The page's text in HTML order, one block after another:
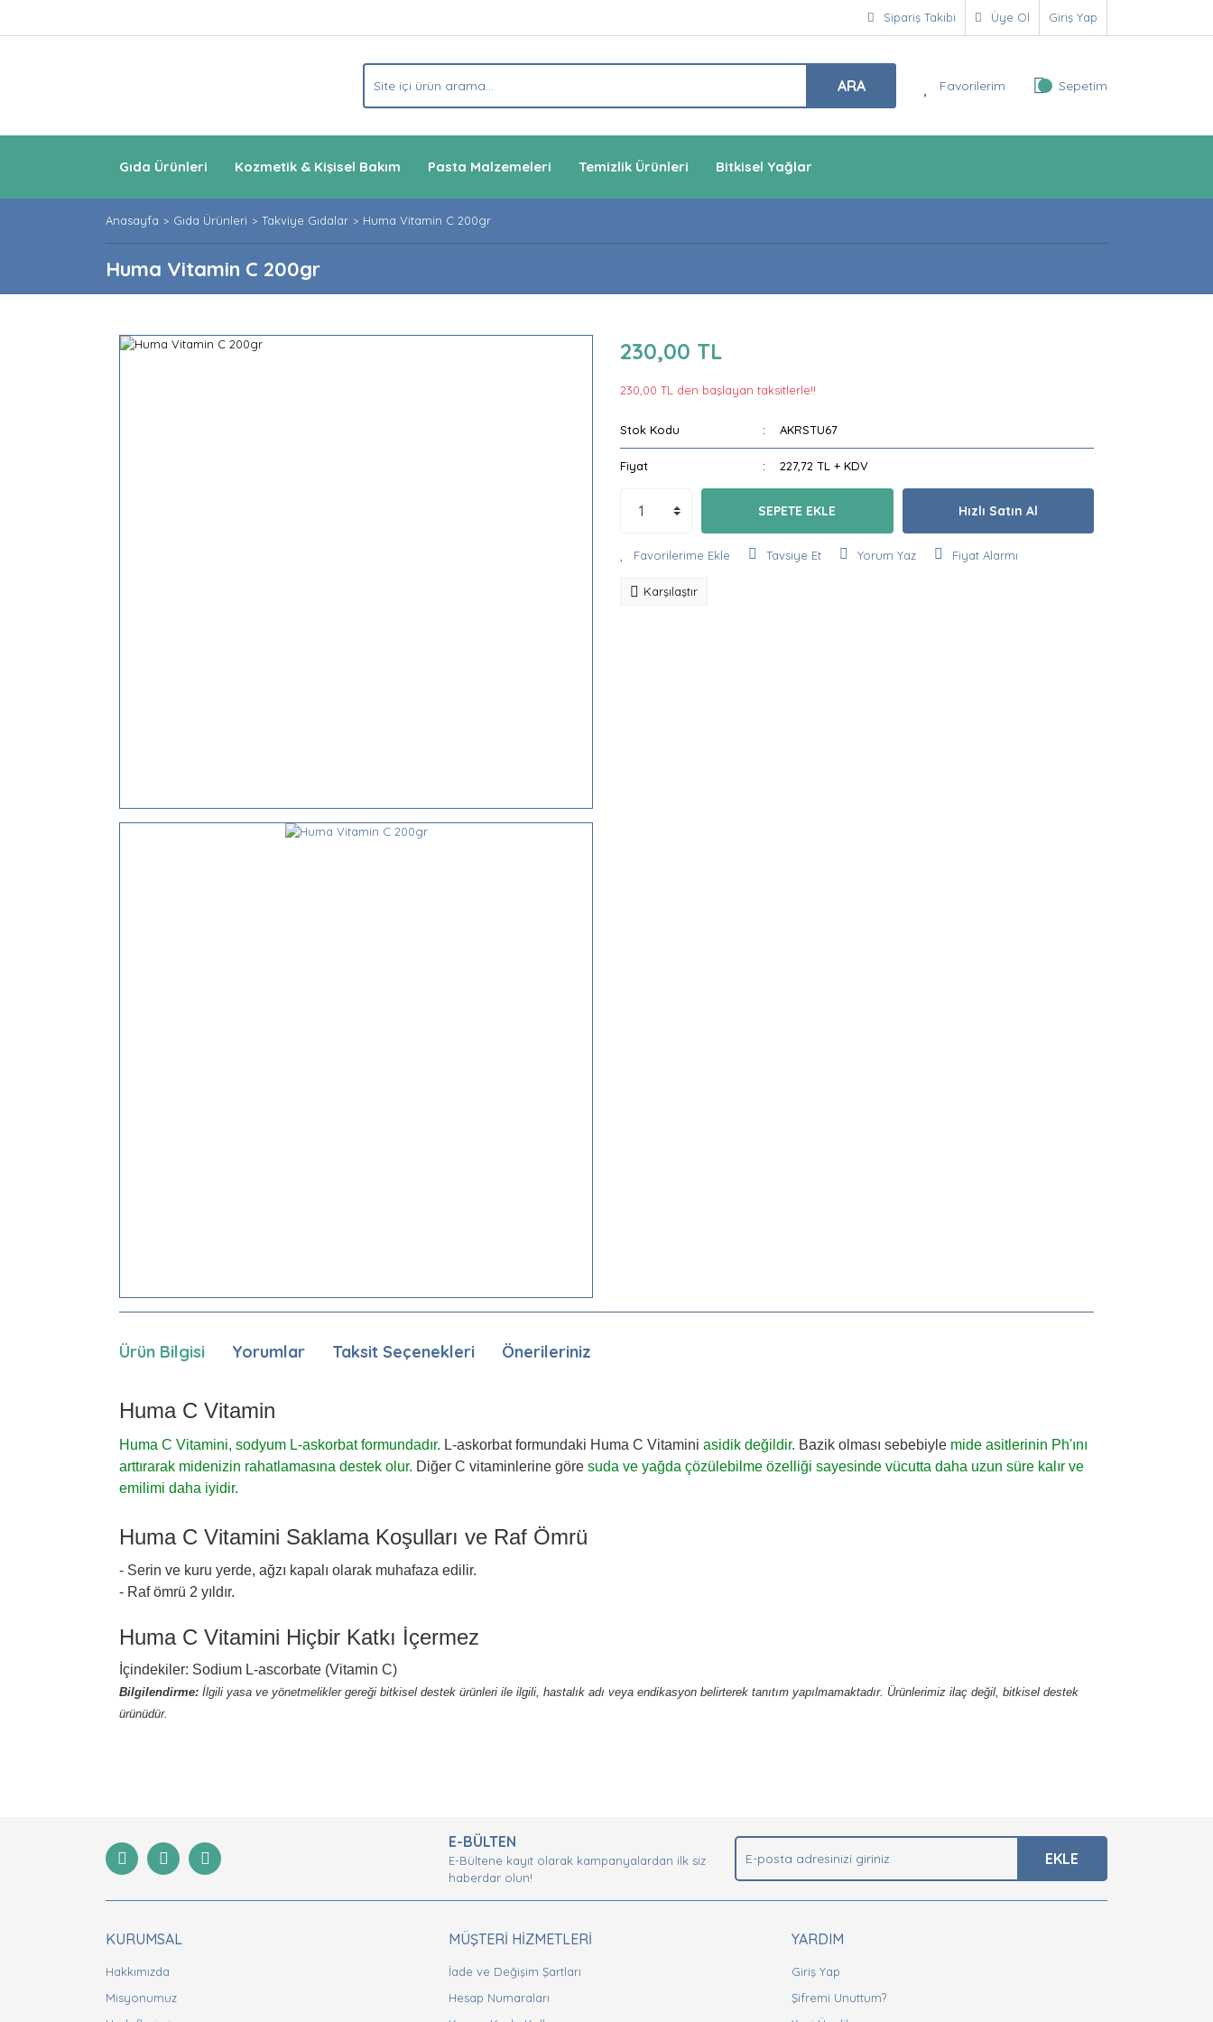
Sipariş Takibi Üye Ol Giriş Yap
ARA Favorilerim Sepetim
Gıda Ürünleri Kozmetik & Kişisel Bakım Pasta Malzemeleri Temizlik Ürünleri Bitkisel Yağlar
Anasayfa Gıda Ürünleri Takviye Gıdalar Huma Vitamin C 200gr
Huma Vitamin C 200gr
230,00 TL
230,00 TL den başlayan taksitlerle!!
Stok Kodu AKRSTU67
Fiyat 227,72 TL + KDV
SEPETE EKLE Hızlı Satın Al
Tavsiye Et Yorum Yaz Fiyat Alarmı
Karşılaştır
Ürün Bilgisi Yorumlar Taksit Seçenekleri Önerileriniz
Huma C Vitamin
Huma C Vitamini, sodyum L-askorbat formundadır. L-askorbat formundaki Huma C Vitamini asidik değildir. Bazik olması sebebiyle mide asitlerinin Ph'ını
arttırarak midenizin rahatlamasına destek olur. Diğer C vitaminlerine göre suda ve yağda çözülebilme özelliği sayesinde vücutta daha uzun süre kalır ve
emilimi daha iyidir.
Huma C Vitamini Saklama Koşulları ve Raf Ömrü
- Serin ve kuru yerde, ağzı kapalı olarak muhafaza edilir.
- Raf ömrü 2 yıldır.
Huma C Vitamini Hiçbir Katkı İçermez
İçindekiler: Sodium L-ascorbate (Vitamin C)
Bilgilendirme: İlgili yasa ve yönetmelikler gereği bitkisel destek ürünleri ile ilgili, hastalık adı veya endikasyon belirterek tanıtım yapılmamaktadır. Ürünlerimiz ilaç değil, bitkisel destek
ürünüdür.
Ürün açıklamasında eksik bilgiler bulunuyor.
Bu ürüne benzer farklı alternatifler olmalı.
E-BÜLTEN
E-Bültene kayıt olarak kampanyalardan ilk siz
haberdar olun!
EKLE
KURUMSAL
Hakkımızda
Misyonumuz
MÜŞTERİ HİZMETLERİ
İade ve Değişim Şartları
Hesap Numaraları
YARDIM
Giriş Yap
Şifremi Unuttum?